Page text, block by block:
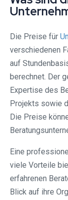
Die Preise für
verschiedenen
auf
berechnet. Der
Expertise des
Projekts sowie
Die Preise
Eine
viele Vorteile
erfahrenen
Blick auf ihre